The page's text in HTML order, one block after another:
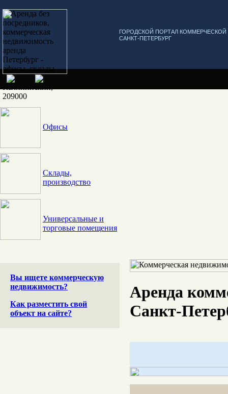
ГОРОДСКОЙ ПОРТАЛ
САНКТ-ПЕТЕРБУРГ
Офисы
Склады,
производство
Универсальные и
торговые помещения
Вы ищете коммерческую
недвижимость?
Как разместить свой
объект на сайте?
Аренда
Санкт-